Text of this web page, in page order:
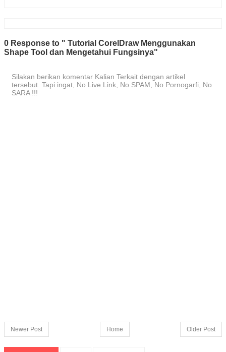
0 Response to " Tutorial CorelDraw Menggunakan
Shape Tool dan Mengetahui Fungsinya"
Silakan berikan komentar Kalian Terkait dengan artikel
tersebut. Tapi ingat, No Live Link, No SPAM, No Pornogarfi, No
SARA !!!
Newer Post Older Post
Home